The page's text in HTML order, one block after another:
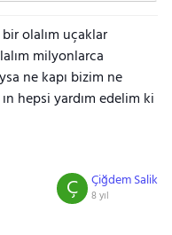
olalım uçaklar
milyonlarca
ne kapı bizim ne
hepsi yardım edelim ki
Çiğdem Salik
8 yıl
Ç